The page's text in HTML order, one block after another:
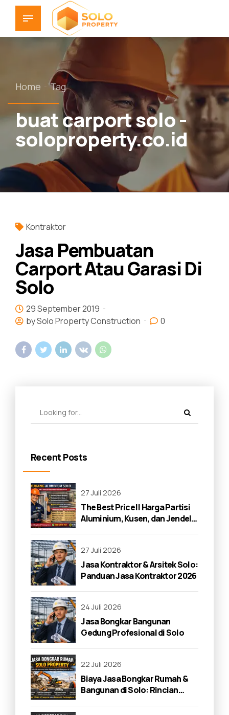
Home Tag
buat carport solo -
soloproperty.co.id
Kontraktor
Jasa Pembuatan
Carport Atau Garasi Di
Solo
29 September 2019
by Solo Property Construction
0
Recent Posts
27 Juli 2026
The Best Price!! Harga Partisi
Aluminium, Kusen, dan Jendela
27 Juli 2026
Jasa Kontraktor & Arsitek Solo:
Panduan Jasa Kontraktor 2026
24 Juli 2026
Jasa Bongkar Bangunan
Gedung Profesional di Solo
22 Juli 2026
Biaya Jasa Bongkar Rumah &
Bangunan di Solo: Rincian